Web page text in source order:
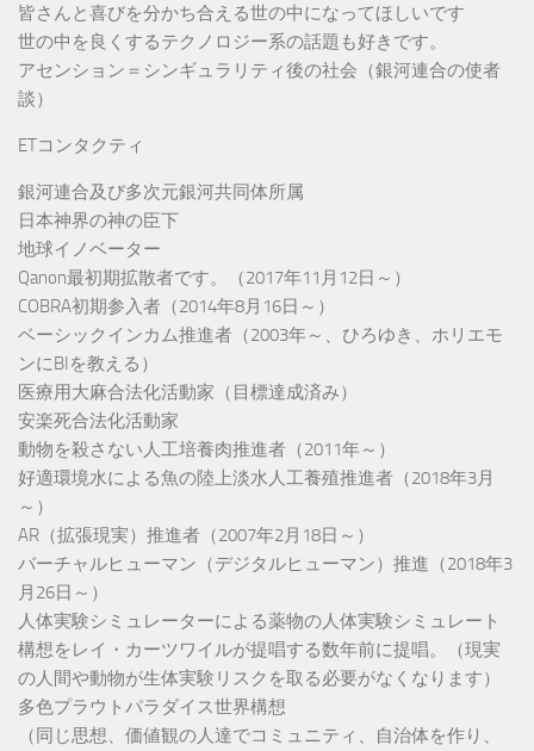
皆さんと喜びを分かち合える世の中になってほしいです
世の中を良くするテクノロジー系の話題も好きです。
アセンション＝シンギュラリティ後の社会（銀河連合の使者
談）
ETコンタクティ
銀河連合及び多次元銀河共同体所属
日本神界の神の臣下
地球イノベーター
Qanon最初期拡散者です。（2017年11月12日～）
COBRA初期参入者（2014年8月16日～）
ベーシックインカム推進者（2003年～、ひろゆき、ホリエモ
ンにBIを教える）
医療用大麻合法化活動家（目標達成済み）
安楽死合法化活動家
動物を殺さない人工培養肉推進者（2011年～）
好適環境水による魚の陸上淡水人工養殖推進者（2018年3月
～）
AR（拡張現実）推進者（2007年2月18日～）
バーチャルヒューマン（デジタルヒューマン）推進（2018年3
月26日～）
人体実験シミュレーターによる薬物の人体実験シミュレート
構想をレイ・カーツワイルが提唱する数年前に提唱。（現実
の人間や動物が生体実験リスクを取る必要がなくなります）
多色プラウトパラダイス世界構想
（同じ思想、価値観の人達でコミュニティ、自治体を作り、